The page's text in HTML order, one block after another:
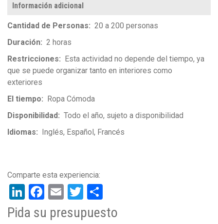
Información adicional
Cantidad de Personas
20 a 200 personas
Duración
2 horas
Restricciones
Esta actividad no depende del tiempo, ya
que se puede organizar tanto en interiores como
exteriores
El tiempo
Ropa Cómoda
Disponibilidad
Todo el año, sujeto a disponibilidad
Idiomas
Inglés Español Francés
LinkedIn
Facebook
EmailTwitter
Pida su presupuesto